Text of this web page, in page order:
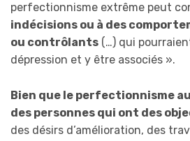
perfectionnisme extrême peut
indécisions ou à des
ou contrôlants (…) qui
dépression et y être associés ».
Bien que le perfectionnisme
des personnes qui ont des
des désirs d’amélioration, des